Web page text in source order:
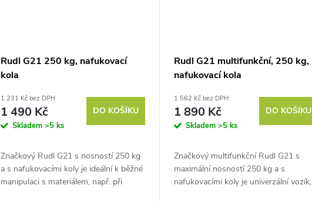
Rudl G21 250 kg, nafukovací
kola
1 231 Kč bez DPH
1 490 Kč
Skladem>5 ks
DO KOŠÍKU
Značkový Rudl G21 s nosností 250 kg
a s nafukovacími koly je ideální k běžné
manipulaci s materiálem, např. při
Rudl G21 multifunkční, 250 kg,
nafukovací kola
1 562 Kč bez DPH
1 890 Kč
Skladem >5 ks
DO KOŠÍKU
Značkový multifunkční Rudl G21 s
maximální nosností 250 kg a s
nafukovacími koly je univerzální vozík,